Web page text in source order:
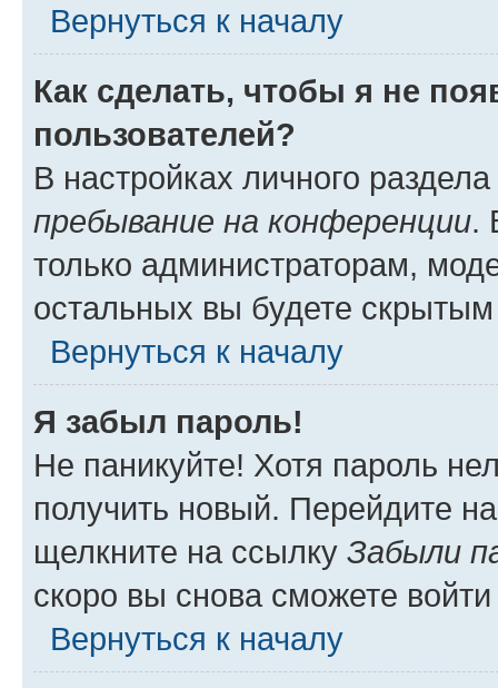
Вернуться к началу
Как сделать, чтобы я не
пользователей?
В настройках личного
пребывание на конференции.
только администраторам,
остальных вы будете
Вернуться к началу
Я забыл пароль!
Не паникуйте! Хотя пароль
получить новый. Перейдите
щелкните на ссылку Забыли
скоро вы снова сможете
Вернуться к началу